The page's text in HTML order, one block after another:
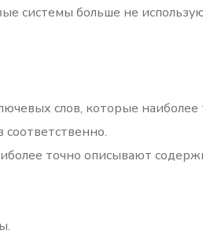
системы больше не
слов, которые
точно описывают